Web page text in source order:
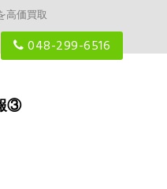
高価買取
048-299-6516
③